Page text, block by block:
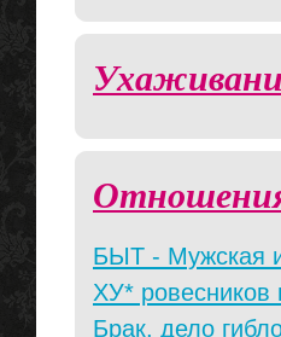
БЫТ - Мужская
ХУ* ровесников
Брак, дело